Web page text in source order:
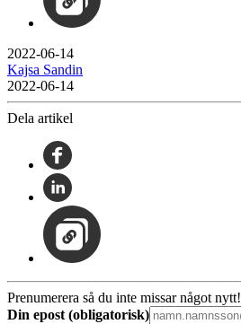
2022-06-14
Kajsa Sandin
2022-06-14
Dela artikel
Prenumerera så du inte missar något nytt!
Din epost (obligatorisk)